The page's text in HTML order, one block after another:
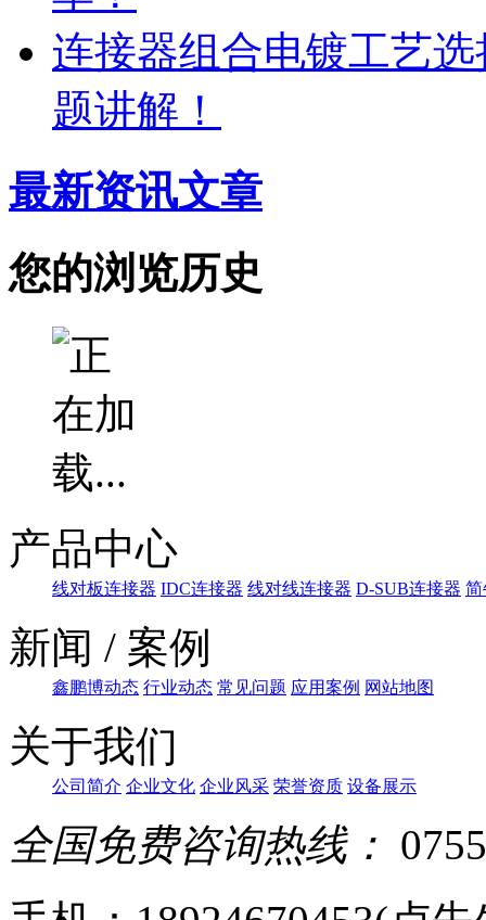
连接器组合电镀工艺
题讲解！
最新资讯文章
您的浏览历史
产品中心
线对板连接器 IDC连接器 线对线连接器 D-SUB连接器 简
新闻 / 案例
鑫鹏博动态 行业动态 常见问题 应用案例 网站地图
关于我们
公司简介 企业文化 企业风采 荣誉资质 设备展示
全国免费咨询热线：